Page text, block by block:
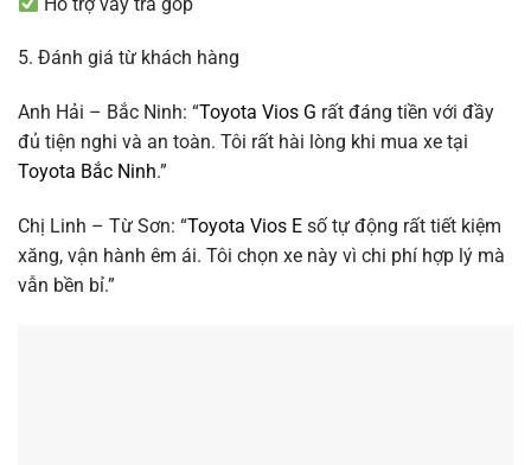
5. Đánh giá từ khách hàng
Anh Hải – Bắc Ninh: “Toyota Vios G rất đáng tiền với đầy
đủ tiện nghi và an toàn. Tôi rất hài lòng khi mua xe tại
Toyota Bắc Ninh.”
Chị Linh – Từ Sơn: “Toyota Vios E số tự động rất tiết kiệm
xăng, vận hành êm ái. Tôi chọn xe này vì chi phí hợp lý mà
vẫn bền bỉ.”